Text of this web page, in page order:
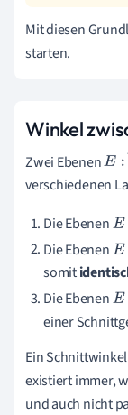
Mit diesen
starten.
Winkel
Zwei EbenenE:x →
verschiedenen
Die EbenenE:x
Die EbenenE:x
somit
Die EbenenE:x
einer
Ein
existiert immer,
und auch nicht